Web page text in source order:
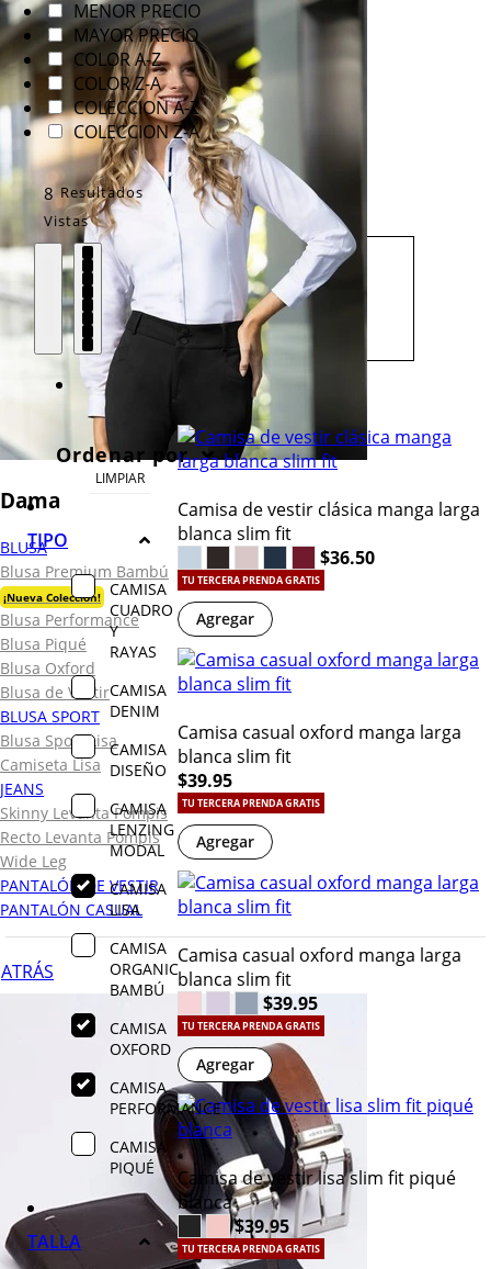
Dama
BLUSA
Blusa Premium Bambú
¡Nueva Colección!
Blusa Performance
Blusa Piqué
Blusa Oxford
Blusa de Vestir
BLUSA SPORT
Blusa Sport Lisa
Camiseta Lisa
JEANS
Skinny Levanta Pompis
Recto Levanta Pompis
Wide Leg
PANTALÓN DE VESTIR
PANTALÓN CASUAL
ATRÁS
MENOR PRECIO
MAYOR PRECIO
COLOR A-Z
COLOR Z-A
COLECCION A-Z
COLECCION Z-A
8Resultados
Vistas
Ordenar por
LIMPIAR
TIPO
CAMISA
CUADRO
Y
RAYAS
CAMISA
DENIM
CAMISA
DISEÑO
CAMISA
LENZING
MODAL
CAMISA
LISA
CAMISA
ORGANIC
BAMBÚ
CAMISA
OXFORD
CAMISA
PERFORMANCE
CAMISA
PIQUÉ
TALLA
Camisa de vestir clásica manga larga
blanca slim fit
$36.50
TU TERCERA PRENDA GRATIS
Agregar
Camisa casual oxford manga larga
blanca slim fit
$39.95
TU TERCERA PRENDA GRATIS
Agregar
Camisa casual oxford manga larga
blanca slim fit
$39.95
TU TERCERA PRENDA GRATIS
Agregar
Camisa de vestir lisa slim fit piqué
blanca
$39.95
TU TERCERA PRENDA GRATIS